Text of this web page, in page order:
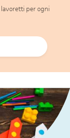
per ogni